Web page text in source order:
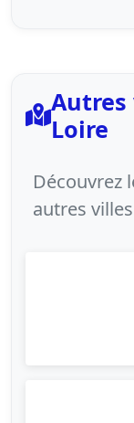
Autres
Loire
Découvrez
autres